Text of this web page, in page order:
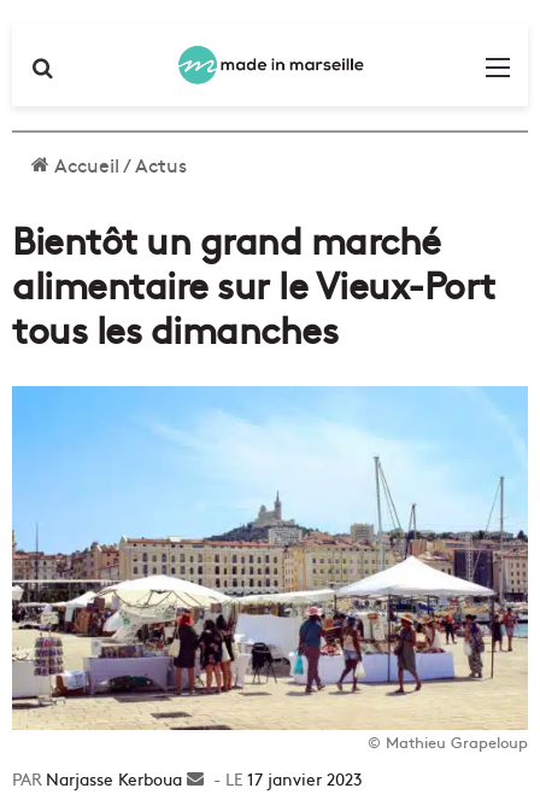
Accueil/Actus
Bientôt un grand marché
alimentaire sur le Vieux-Port
tous les dimanches
© Mathieu Grapeloup
Narjasse Kerboua
Envoyer17 janvier 2023